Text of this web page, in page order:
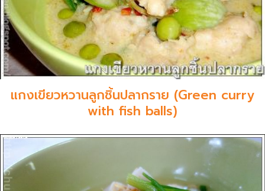
แกงเขียวหวานลูกชิ้นปลากราย (Green curry
with fish balls)